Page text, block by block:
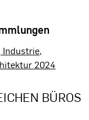
Industrie,
2024
BÜROS